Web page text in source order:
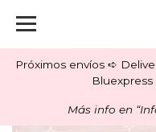
Próximos envíos ➪
Bluexpress
Más info en